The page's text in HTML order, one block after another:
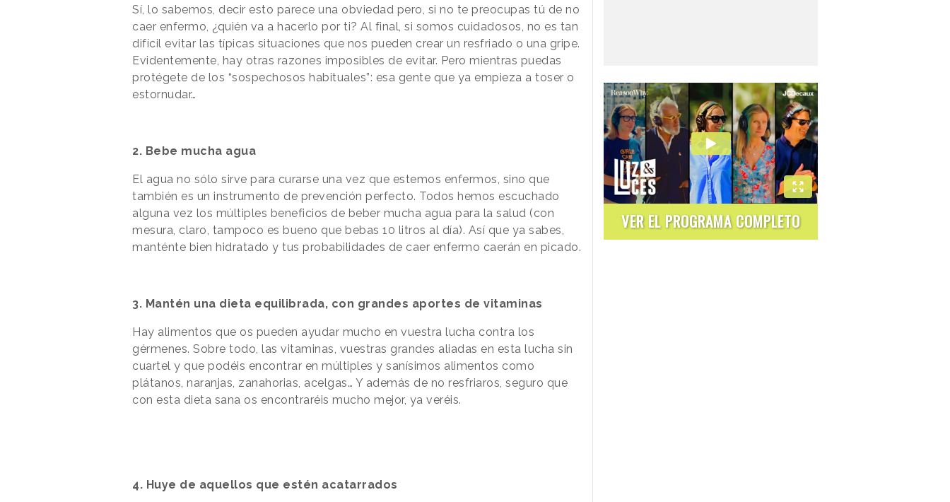
Sí, lo sabemos, decir esto parece una obviedad pero, si no te preocupas tú de no
caer enfermo, ¿quién va a hacerlo por ti? Al final, si somos cuidadosos, no es tan
difícil evitar las típicas situaciones que nos pueden crear un resfriado o una gripe.
Evidentemente, hay otras razones imposibles de evitar. Pero mientras puedas
protégete de los “sospechosos habituales”: esa gente que ya empieza a toser o
estornudar…
2. Bebe mucha agua
El agua no sólo sirve para curarse una vez que estemos enfermos, sino que
también es un instrumento de prevención perfecto. Todos hemos escuchado
alguna vez los múltiples beneficios de beber mucha agua para la salud (con
mesura, claro, tampoco es bueno que bebas 10 litros al día). Así que ya sabes,
manténte bien hidratado y tus probabilidades de caer enfermo caerán en picado.
3. Mantén una dieta equilibrada, con grandes aportes de vitaminas
Hay alimentos que os pueden ayudar mucho en vuestra lucha contra los
gérmenes. Sobre todo, las vitaminas, vuestras grandes aliadas en esta lucha sin
cuartel y que podéis encontrar en múltiples y sanísimos alimentos como
plátanos, naranjas, zanahorias, acelgas… Y además de no resfriaros, seguro que
con esta dieta sana os encontraréis mucho mejor, ya veréis.
4. Huye de aquellos que estén acatarrados
VER EL PROGRAMA COMPLETO